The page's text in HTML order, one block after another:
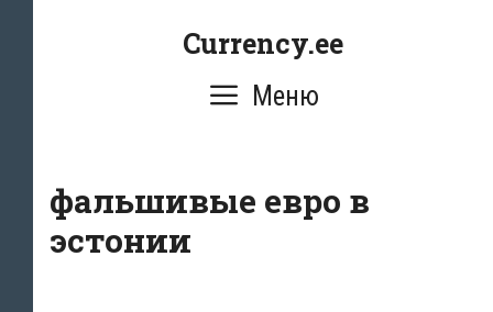
Currency.ee
Меню
фальшивые евро в
эстонии